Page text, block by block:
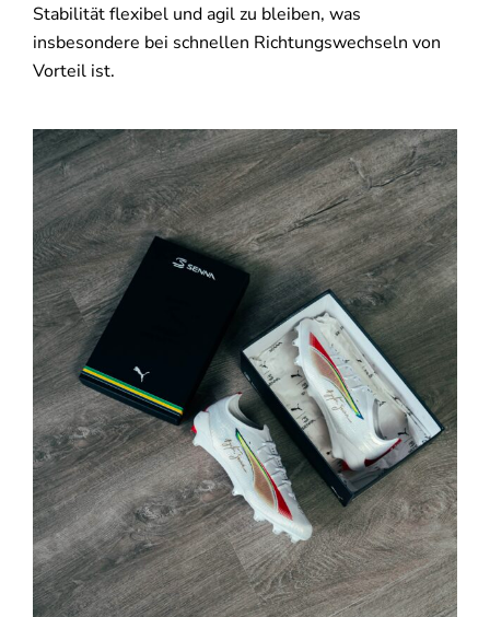
Stabilität flexibel und agil zu bleiben, was
insbesondere bei schnellen Richtungswechseln von
Vorteil ist.